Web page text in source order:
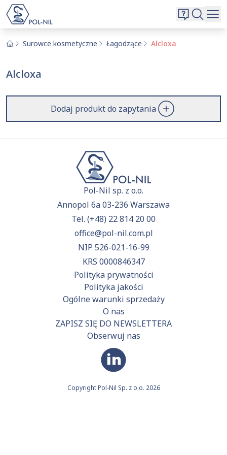
Kontakt
Surowce kosmetyczne Łagodzące Alcloxa
Alcloxa
Dodaj produkt do zapytania
Pol-Nil sp. z o.o.
Annopol 6a 03-236 Warszawa
Tel. (+48) 22 814 20 00
office@pol-nil.com.pl
NIP 526-021-16-99
KRS 0000846347
Polityka prywatności
Polityka jakości
Ogólne warunki sprzedaży
O nas
ZAPISZ SIĘ DO NEWSLETTERA
Obserwuj nas
Copyright Pol-Nil Sp. z o.o. 2026
Wybrane surowce i substancje
Przejdź doofertyi dodaj surowce, o których chcesz
dowiedzieć się więcej.
Wyszukiwarka
Szukaj